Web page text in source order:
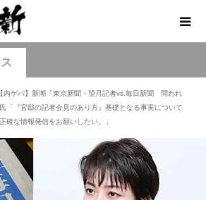
【内ゲバ】新潮「東京新聞・望月記者vs.毎日新聞 問われ
『官邸の記者会見のあり方』基礎となる事実について
確な情報発信をお願いしたい。」